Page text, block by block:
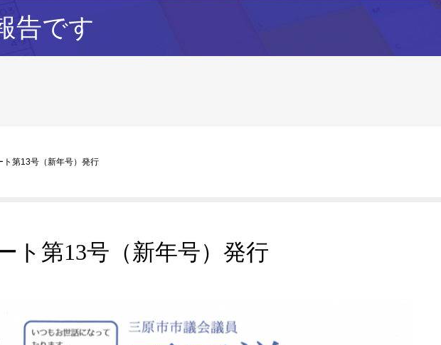
告です
ト第13号（新年号）発行
ト第13号（新年号）発行